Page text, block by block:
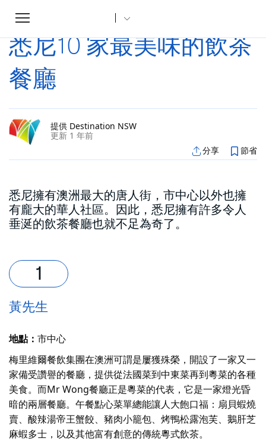
Toggle
navigation
家 悉尼10 家最美味的飲茶餐廳
悉尼10 家最美味的飲茶
餐廳
提供 Destination NSW
更新 1 年前
分享 節省
悉尼擁有澳洲最大的唐人街，市中心以外也擁
有龐大的華人社區。因此，悉尼擁有許多令人
垂涎的飲茶餐廳也就不足為奇了。
黃先生
地點： 市中心
梅里維爾餐飲集團在澳洲可謂是屢獲殊榮，開設了一家又一
家備受讚譽的餐廳，提供從法國菜到中東菜再到粵菜的各種
美食。而Mr Wong餐廳正是粵菜的代表，它是一家燈光昏
暗的兩層餐廳。午餐點心菜單總能讓人大飽口福：扇貝蝦燒
賣、酸辣湯帝王蟹餃、豬肉小籠包、烤鴨松露泡芙、鵝肝芝
麻蝦多士，以及其他富有創意的傳統粵式飲茶。